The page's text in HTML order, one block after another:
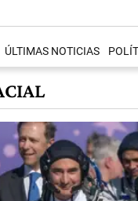
ÚLTIMAS NOTICIAS